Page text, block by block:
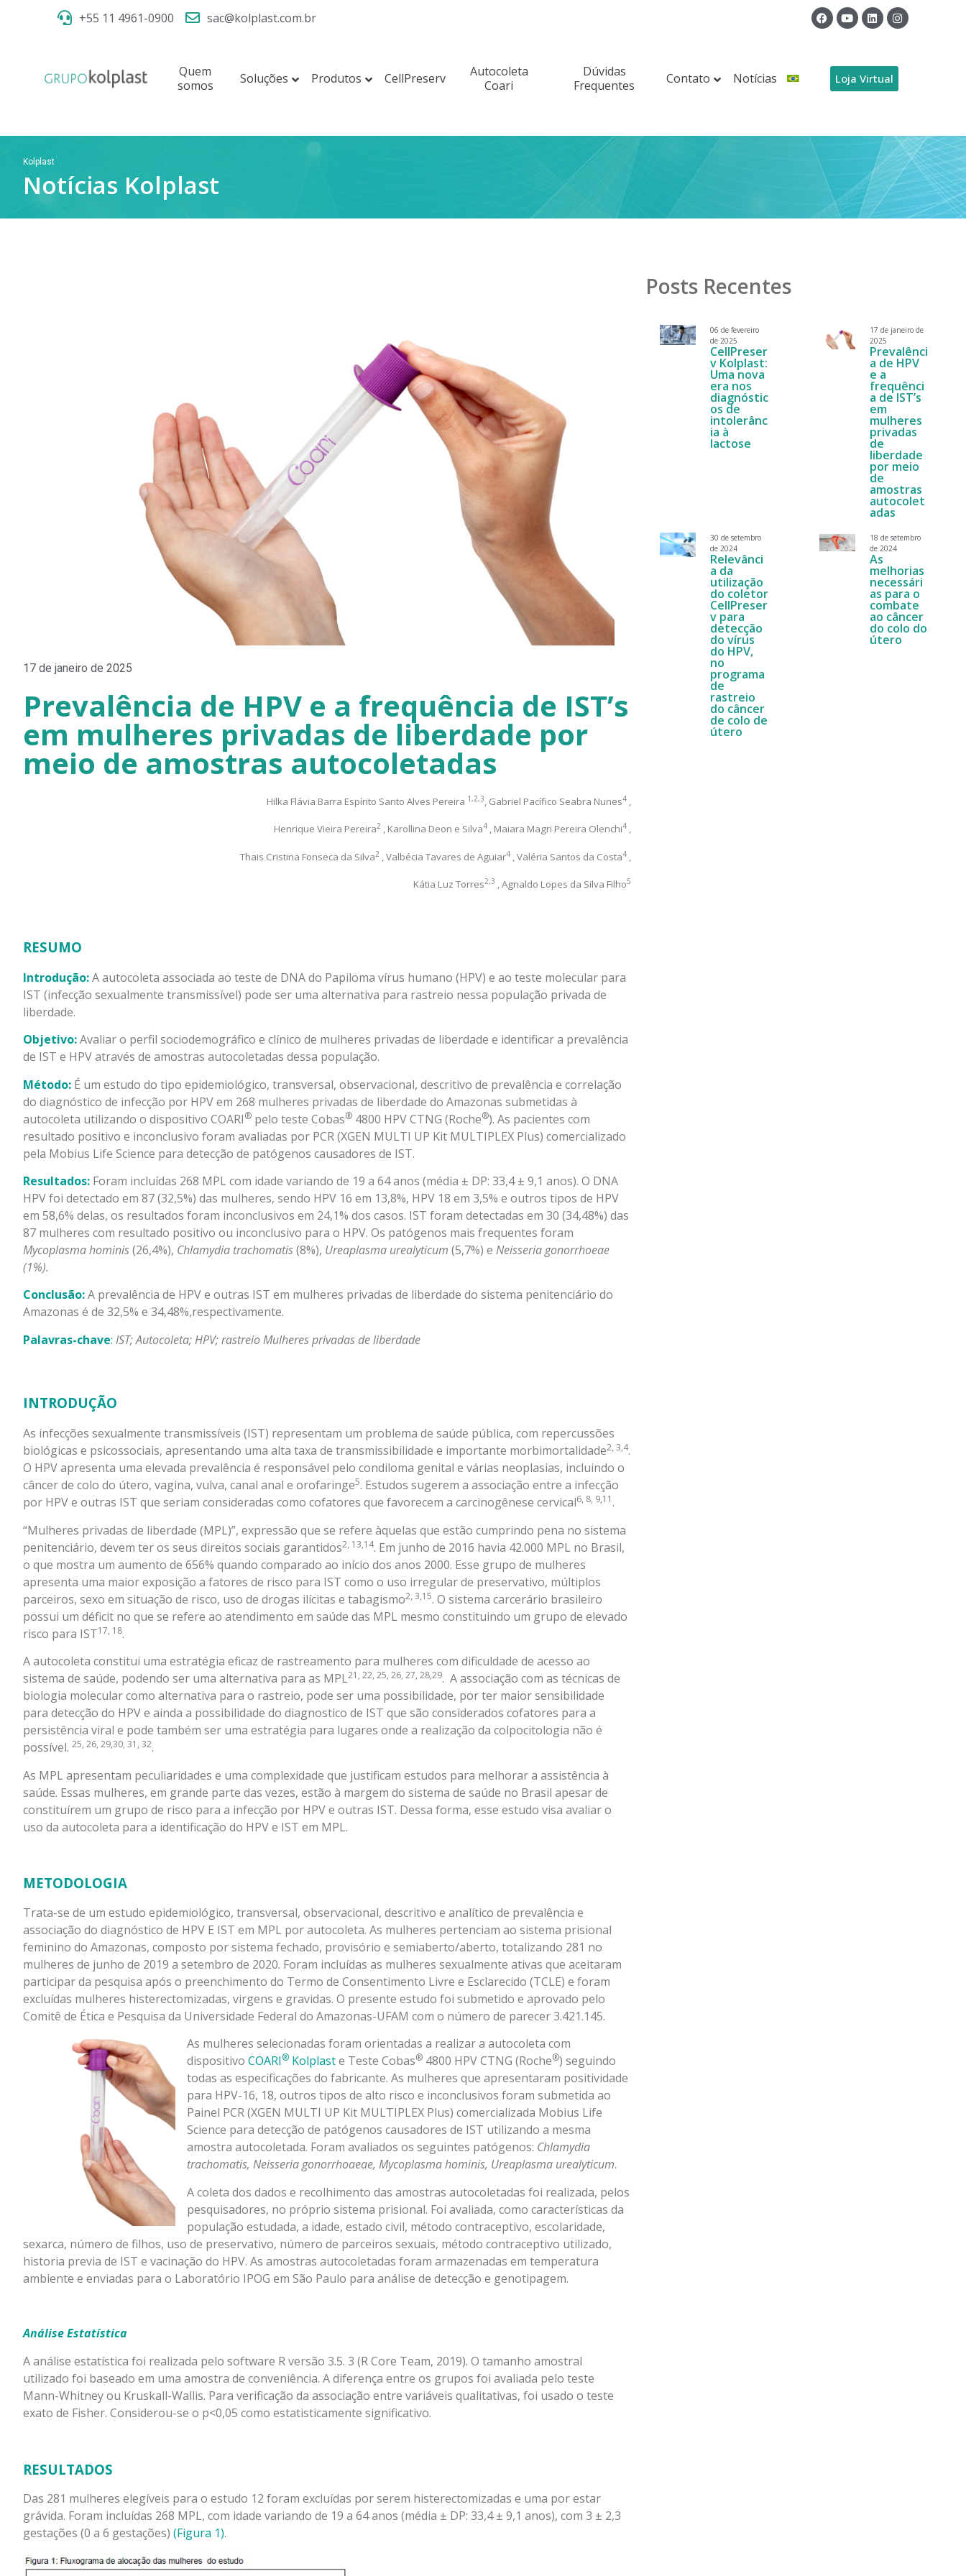
+55 11 4961-0900 sac@kolplast.com.br
Quem
somos
Soluções Produtos CellPreserv
Autocoleta
Coari
Dúvidas
Frequentes
Contato Notícias Loja Virtual
Kolplast
Notícias Kolplast
17 de janeiro de 2025
Prevalência de HPV e a frequência de IST’s
em mulheres privadas de liberdade por
meio de amostras autocoletadas
Hilka Flávia Barra Espírito Santo Alves Pereira 1,2,3, Gabriel Pacífico Seabra Nunes4,
Henrique Vieira Pereira2 , Karollina Deon e Silva4, Maiara Magri Pereira Olenchi4,
Thais Cristina Fonseca da Silva2 , Valbécia Tavares de Aguiar4, Valéria Santos da Costa4,
Kátia Luz Torres2,3 , Agnaldo Lopes da Silva Filho5
RESUMO
Introdução:A autocoleta associada ao teste de DNA do Papiloma vírus humano (HPV) e ao teste molecular para
IST (infecção sexualmente transmissível) pode ser uma alternativa para rastreio nessa população privada de
liberdade.
Objetivo:Avaliar o perfil sociodemográfico e clínico de mulheres privadas de liberdade e identificar a prevalência
de IST e HPV através de amostras autocoletadas dessa população.
Método: É um estudo do tipo epidemiológico, transversal, observacional, descritivo de prevalência e correlação
do diagnóstico de infecção por HPV em 268 mulheres privadas de liberdade do Amazonas submetidas à
autocoleta utilizando o dispositivo COARI® pelo teste Cobas® 4800 HPV CTNG (Roche®). As pacientes com
resultado positivo e inconclusivo foram avaliadas por PCR (XGEN MULTI UP Kit MULTIPLEX Plus) comercializado
pela Mobius Life Science para detecção de patógenos causadores de IST.
Resultados: Foram incluídas 268 MPL com idade variando de 19 a 64 anos (média ± DP: 33,4 ± 9,1 anos). O DNA
HPV foi detectado em 87 (32,5%) das mulheres, sendo HPV 16 em 13,8%, HPV 18 em 3,5% e outros tipos de HPV
em 58,6% delas, os resultados foram inconclusivos em 24,1% dos casos. IST foram detectadas em 30 (34,48%) das
87 mulheres com resultado positivo ou inconclusivo para o HPV. Os patógenos mais frequentes foram
Mycoplasma hominis(26,4%), Chlamydia trachomatis(8%), Ureaplasma urealyticum (5,7%) e Neisseria gonorrhoeae
(1%).
Conclusão:A prevalência de HPV e outras IST em mulheres privadas de liberdade do sistema penitenciário do
Amazonas é de 32,5% e 34,48%,respectivamente.
Palavras-chave: IST; Autocoleta; HPV; rastreio Mulheres privadas de liberdade
INTRODUÇÃO
As infecções sexualmente transmissíveis (IST) representam um problema de saúde pública, com repercussões
biológicas e psicossociais, apresentando uma alta taxa de transmissibilidade e importante morbimortalidade2, 3,4.
O HPV apresenta uma elevada prevalência é responsável pelo condiloma genital e várias neoplasias, incluindo o
câncer de colo do útero, vagina, vulva, canal anal e orofaringe5. Estudos sugerem a associação entre a infecção
por HPV e outras IST que seriam consideradas como cofatores que favorecem a carcinogênese cervical6, 8, 9,11.
“Mulheres privadas de liberdade (MPL)”, expressão que se refere àquelas que estão cumprindo pena no sistema
penitenciário, devem ter os seus direitos sociais garantidos2, 13,14. Em junho de 2016 havia 42.000 MPL no Brasil,
o que mostra um aumento de 656% quando comparado ao início dos anos 2000. Esse grupo de mulheres
apresenta uma maior exposição a fatores de risco para IST como o uso irregular de preservativo, múltiplos
parceiros, sexo em situação de risco, uso de drogas ilícitas e tabagismo2, 3,15. O sistema carcerário brasileiro
possui um déficit no que se refere ao atendimento em saúde das MPL mesmo constituindo um grupo de elevado
risco para IST17, 18.
A autocoleta constitui uma estratégia eficaz de rastreamento para mulheres com dificuldade de acesso ao
sistema de saúde, podendo ser uma alternativa para as MPL21, 22, 25, 26, 27, 28,29. A associação com as técnicas de
biologia molecular como alternativa para o rastreio, pode ser uma possibilidade, por ter maior sensibilidade
para detecção do HPV e ainda a possibilidade do diagnostico de IST que são considerados cofatores para a
persistência viral e pode também ser uma estratégia para lugares onde a realização da colpocitologia não é
possível. 25, 26, 29,30, 31, 32.
As MPL apresentam peculiaridades e uma complexidade que justificam estudos para melhorar a assistência à
saúde. Essas mulheres, em grande parte das vezes, estão à margem do sistema de saúde no Brasil apesar de
constituírem um grupo de risco para a infecção por HPV e outras IST. Dessa forma, esse estudo visa avaliar o
uso da autocoleta para a identificação do HPV e IST em MPL.
METODOLOGIA
Trata-se de um estudo epidemiológico, transversal, observacional, descritivo e analítico de prevalência e
associação do diagnóstico de HPV E IST em MPL por autocoleta. As mulheres pertenciam ao sistema prisional
feminino do Amazonas, composto por sistema fechado, provisório e semiaberto/aberto, totalizando 281 no
mulheres de junho de 2019 a setembro de 2020. Foram incluídas as mulheres sexualmente ativas que aceitaram
participar da pesquisa após o preenchimento do Termo de Consentimento Livre e Esclarecido (TCLE) e foram
excluídas mulheres histerectomizadas, virgens e gravidas. O presente estudo foi submetido e aprovado pelo
Comitê de Ética e Pesquisa da Universidade Federal do Amazonas-UFAM com o número de parecer 3.421.145.
As mulheres selecionadas foram orientadas a realizar a autocoleta com
dispositivo COARI® Kolplaste Teste Cobas® 4800 HPV CTNG (Roche®) seguindo
todas as especificações do fabricante. As mulheres que apresentaram positividade
para HPV-16, 18, outros tipos de alto risco e inconclusivos foram submetida ao
Painel PCR (XGEN MULTI UP Kit MULTIPLEX Plus) comercializada Mobius Life
Science para detecção de patógenos causadores de IST utilizando a mesma
amostra autocoletada. Foram avaliados os seguintes patógenos: Chlamydia
trachomatis, Neisseria gonorrhoaeae, Mycoplasma hominis, Ureaplasma urealyticum.
A coleta dos dados e recolhimento das amostras autocoletadas foi realizada, pelos
pesquisadores, no próprio sistema prisional. Foi avaliada, como características da
população estudada, a idade, estado civil, método contraceptivo, escolaridade,
sexarca, número de filhos, uso de preservativo, número de parceiros sexuais, método contraceptivo utilizado,
historia previa de IST e vacinação do HPV. As amostras autocoletadas foram armazenadas em temperatura
ambiente e enviadas para o Laboratório IPOG em São Paulo para análise de detecção e genotipagem.
Análise Estatística
A análise estatística foi realizada pelo software R versão 3.5. 3 (R Core Team, 2019). O tamanho amostral
utilizado foi baseado em uma amostra de conveniência. A diferença entre os grupos foi avaliada pelo teste
Mann-Whitney ou Kruskall-Wallis. Para verificação da associação entre variáveis qualitativas, foi usado o teste
exato de Fisher. Considerou-se o p<0,05 como estatisticamente significativo.
RESULTADOS
Das 281 mulheres elegíveis para o estudo 12 foram excluídas por serem histerectomizadas e uma por estar
grávida. Foram incluídas 268 MPL, com idade variando de 19 a 64 anos (média ± DP: 33,4 ± 9,1 anos), com 3 ± 2,3
gestações (0 a 6 gestações) (Figura 1).
Posts Recentes
06 de fevereiro
de 2025
CellPreser
v Kolplast:
Uma nova
era nos
diagnóstic
os de
intolerânc
ia à
lactose
17 de janeiro de
2025
Prevalênci
a de HPV
e a
frequênci
a de IST’s
em
mulheres
privadas
de
liberdade
por meio
de
amostras
autocolet
adas
30 de setembro
de 2024
Relevânci
a da
utilização
do coletor
CellPreser
v para
detecção
do vírus
do HPV,
no
programa
de
rastreio
do câncer
de colo de
útero
18 de setembro
de 2024
As
melhorias
necessári
as para o
combate
ao câncer
do colo do
útero